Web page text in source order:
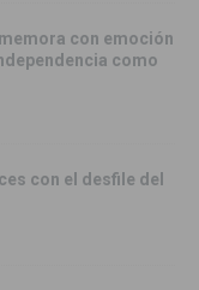
con emoción
como
con el desfile del